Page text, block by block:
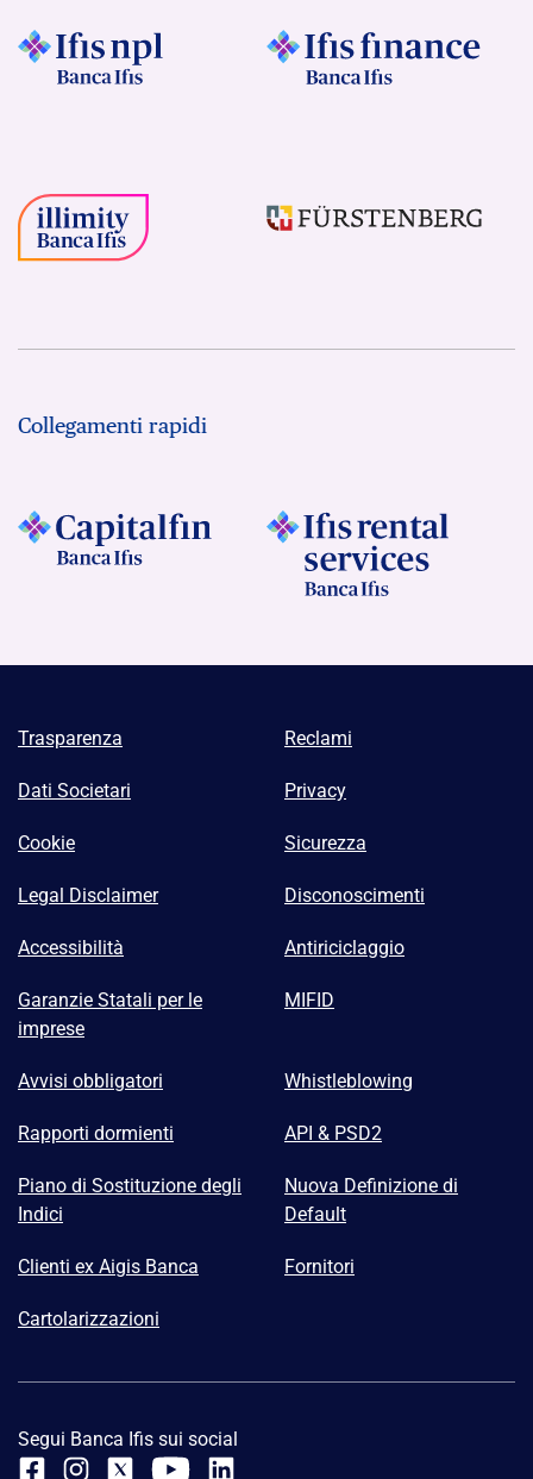
Collegamenti rapidi
Trasparenza Reclami
Dati Societari Privacy
Cookie Sicurezza
Legal Disclaimer Disconoscimenti
Accessibilità Antiriciclaggio
Garanzie Statali per le
imprese
MIFID
Avvisi obbligatori Whistleblowing
Rapporti dormienti API & PSD2
Piano di Sostituzione degli
Indici
Nuova Definizione di
Default
Clienti ex Aigis Banca Fornitori
Cartolarizzazioni
Segui Banca Ifis sui social